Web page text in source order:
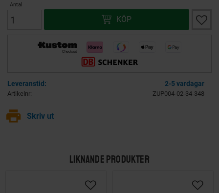
Antal
KÖP Lägg
2-5 vardagar
Artikelnr ZUP004-02-34-348
print Skriv ut
LIKNANDE PRODUKTER